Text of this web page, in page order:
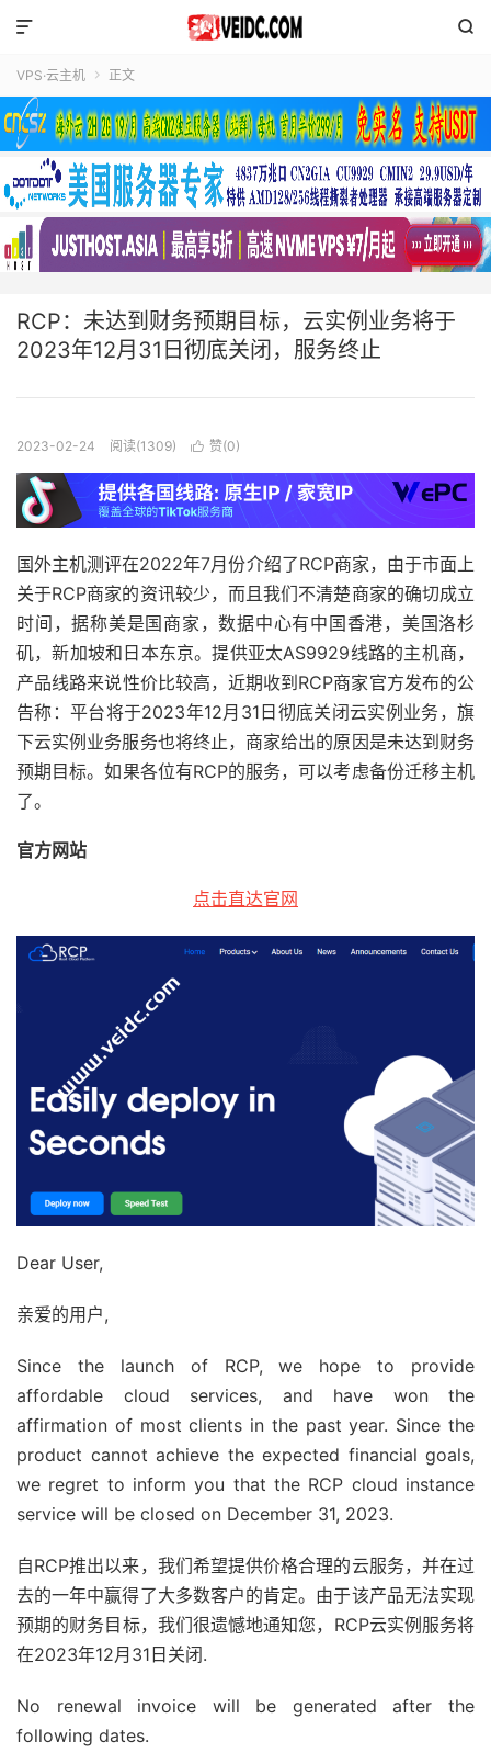


VPS·云主机  正文
RCP：未达到财务预期目标，云实例业务将于
2023年12月31日彻底关闭，服务终止
2023-02-24 阅读(1309)  赞(0)
国外主机测评在2022年7月份介绍了RCP商家，由于市面上
关于RCP商家的资讯较少，而且我们不清楚商家的确切成立
时间，据称美是国商家，数据中心有中国香港，美国洛杉
矶，新加坡和日本东京。提供亚太AS9929线路的主机商，
产品线路来说性价比较高，近期收到RCP商家官方发布的公
告称：平台将于2023年12月31日彻底关闭云实例业务，旗
下云实例业务服务也将终止，商家给出的原因是未达到财务
预期目标。如果各位有RCP的服务，可以考虑备份迁移主机
了。
官方网站
点击直达官网
Dear User,
亲爱的用户,
Since the launch of RCP, we hope to provide
affordable cloud services, and have won the
affirmation of most clients in the past year. Since the
product cannot achieve the expected financial goals,
we regret to inform you that the RCP cloud instance
service will be closed on December 31, 2023.
自RCP推出以来，我们希望提供价格合理的云服务，并在过
去的一年中赢得了大多数客户的肯定。由于该产品无法实现
预期的财务目标，我们很遗憾地通知您，RCP云实例服务将
在2023年12月31日关闭.
No renewal invoice will be generated after the
following dates.